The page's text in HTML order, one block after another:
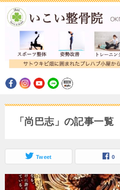
「尚巴志」の記事一覧
Tweet 0